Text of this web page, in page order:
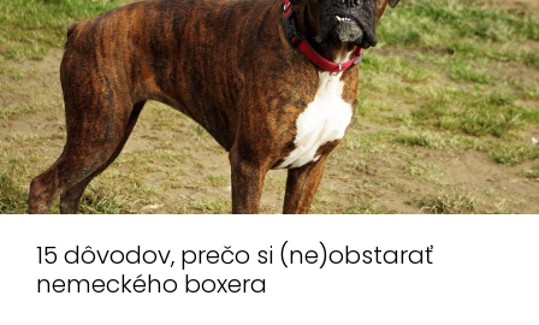
15 dôvodov, prečo si (ne)obstarať
nemeckého boxera